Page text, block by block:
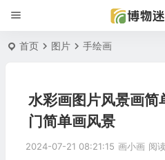
首页 图片 手绘画
水彩画图片风景画简
门简单画风景
2024-07-21 08:21:15 画小画 阅